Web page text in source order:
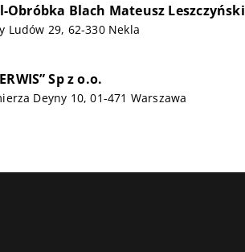
Obróbka Blach Mateusz Leszczyński
Ludów 29, 62-330 Nekla
Sp z o.o.
Deyny 10, 01-471 Warszawa